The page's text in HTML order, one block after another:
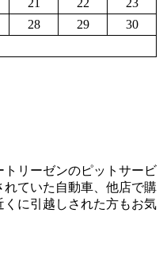
21 22
23
28 29
30
リーゼンのピットサービ
ていた自動車、他店で購
くに引越しされた方もお気